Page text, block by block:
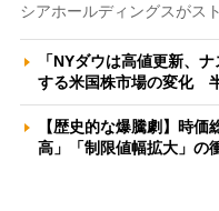
シアホールディングスがス
「NYダウは高値更新、
する米国株市場の変化
【歴史的な爆騰劇】時
高」「制限値幅拡大」